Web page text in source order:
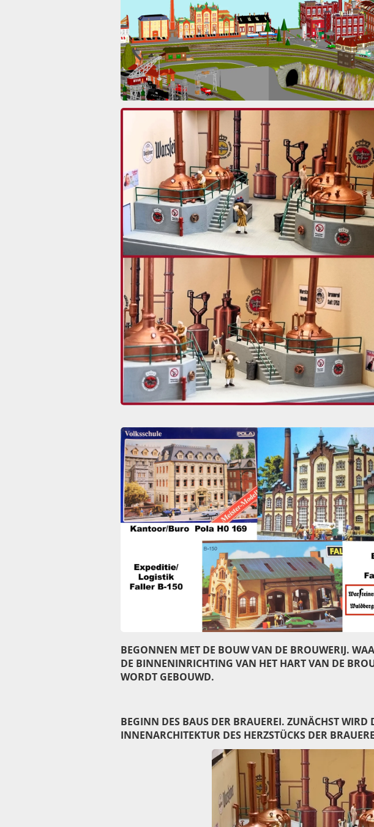
BEGONNEN MET DE BOUW VAN DE BROUWERIJ.
DE BINNENINRICHTING VAN HET HART VAN DE
WORDT GEBOUWD.
BEGINN DES BAUS DER BRAUEREI. ZUNÄCHST WIRD
INNENARCHITEKTUR DES HERZSTÜCKS DER